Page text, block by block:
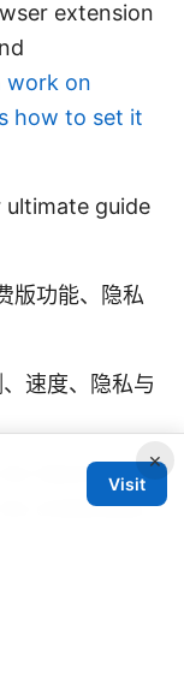
extension
work on
how to set it
guide
版功能、隐私
速度、隐私与
Here’s How
Unblocked
×
Visit